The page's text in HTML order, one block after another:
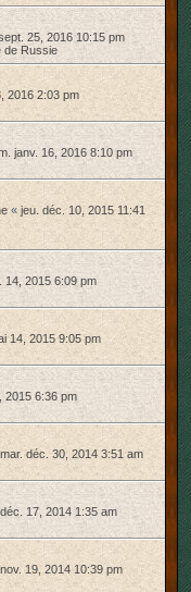
25, 2016 10:15 pm
de Russie
2016 2:03 pm
janv. 16, 2016 8:10 pm
« jeu. déc. 10, 2015 11:41
14, 2015 6:09 pm
14, 2015 9:05 pm
2015 6:36 pm
mar. déc. 30, 2014 3:51 am
17, 2014 1:35 am
19, 2014 10:39 pm